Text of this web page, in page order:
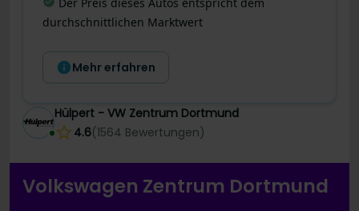
gerade noch besser! Der Preis wurde vor 6 Tagen
Mehr erfahren
Hülpert - VW Zentrum Dortmund
4.6(1564 Bewertungen)
Volkswagen Zentrum Dortmund